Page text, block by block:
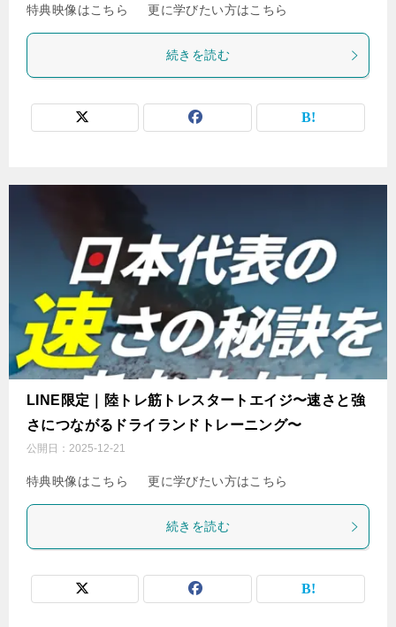
特典映像はこちら 更に学びたい方はこちら
続きを読む
LINE限定｜陸トレ筋トレスタートエイジ〜速さと強
さにつながるドライランドトレーニング〜
公開日： 2025-12-21
特典映像はこちら 更に学びたい方はこちら
続きを読む